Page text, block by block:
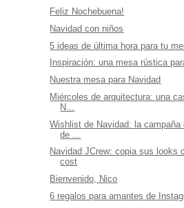
Feliz Nochebuena!
Navidad con niños
5 ideas de última hora para tu
Inspiración: una mesa rústica
Nuestra mesa para Navidad
Miércoles de arquitectura: una
N...
Wishlist de Navidad: la campaña
de ...
Navidad JCrew: copia sus looks
cost
Bienvenido, Nico
6 regalos para amantes de